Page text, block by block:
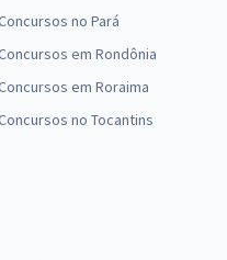
no Pará
em Rondônia
em Roraima
no Tocantins